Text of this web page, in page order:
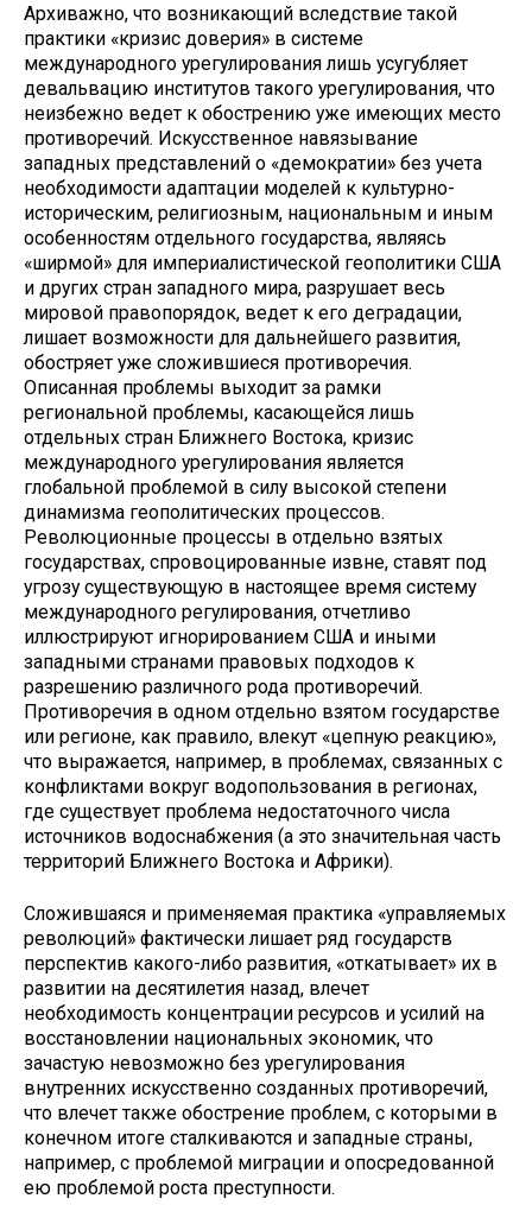
Архиважно, что возникающий вследствие такой
практики «кризис доверия» в системе
международного урегулирования лишь усугубляет
девальвацию институтов такого урегулирования, что
неизбежно ведет к обострению уже имеющих место
противоречий. Искусственное навязывание
западных представлений о «демократии» без учета
необходимости адаптации моделей к культурно-
историческим, религиозным, национальным и иным
особенностям отдельного государства, являясь
«ширмой» для империалистической геополитики США
и других стран западного мира, разрушает весь
мировой правопорядок, ведет к его деградации,
лишает возможности для дальнейшего развития,
обостряет уже сложившиеся противоречия.
Описанная проблемы выходит за рамки
региональной проблемы, касающейся лишь
отдельных стран Ближнего Востока, кризис
международного урегулирования является
глобальной проблемой в силу высокой степени
динамизма геополитических процессов.
Революционные процессы в отдельно взятых
государствах, спровоцированные извне, ставят под
угрозу существующую в настоящее время систему
международного регулирования, отчетливо
иллюстрируют игнорированием США и иными
западными странами правовых подходов к
разрешению различного рода противоречий.
Противоречия в одном отдельно взятом государстве
или регионе, как правило, влекут «цепную реакцию»,
что выражается, например, в проблемах, связанных с
конфликтами вокруг водопользования в регионах,
где существует проблема недостаточного числа
источников водоснабжения (а это значительная часть
территорий Ближнего Востока и Африки).
Сложившаяся и применяемая практика «управляемых
революций» фактически лишает ряд государств
перспектив какого-либо развития, «откатывает» их в
развитии на десятилетия назад, влечет
необходимость концентрации ресурсов и усилий на
восстановлении национальных экономик, что
зачастую невозможно без урегулирования
внутренних искусственно созданных противоречий,
что влечет также обострение проблем, с которыми в
конечном итоге сталкиваются и западные страны,
например, с проблемой миграции и опосредованной
ею проблемой роста преступности.